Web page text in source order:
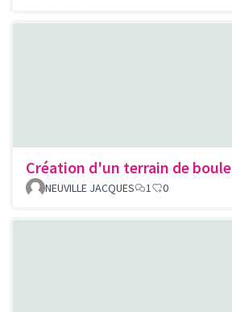
Création d'un terrain de boule
NEUVILLE JACQUES
1 0